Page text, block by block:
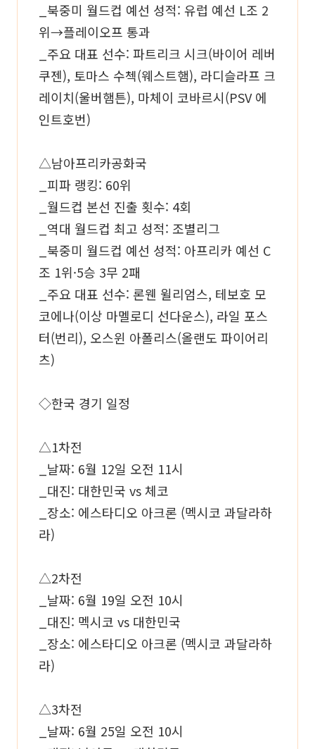
_북중미 월드컵 예선 성적: 유럽 예선 L조 2
위→플레이오프 통과
_주요 대표 선수: 파트리크 시크(바이어 레버
쿠젠), 토마스 수첵(웨스트햄), 라디슬라프 크
레이치(울버햄튼), 마체이 코바르시(PSV 에
인트호번)
△남아프리카공화국
_피파 랭킹: 60위
_월드컵 본선 진출 횟수: 4회
_역대 월드컵 최고 성적: 조별리그
_북중미 월드컵 예선 성적: 아프리카 예선 C
조 1위·5승 3무 2패
_주요 대표 선수: 론웬 윌리엄스, 테보호 모
코에나(이상 마멜로디 선다운스), 라일 포스
터(번리), 오스윈 아폴리스(올랜도 파이어리
츠)
◇한국 경기 일정
△1차전
_날짜: 6월 12일 오전 11시
_대진: 대한민국 vs 체코
_장소: 에스타디오 아크론 (멕시코 과달라하
라)
△2차전
_날짜: 6월 19일 오전 10시
_대진: 멕시코 vs 대한민국
_장소: 에스타디오 아크론 (멕시코 과달라하
라)
△3차전
_날짜: 6월 25일 오전 10시